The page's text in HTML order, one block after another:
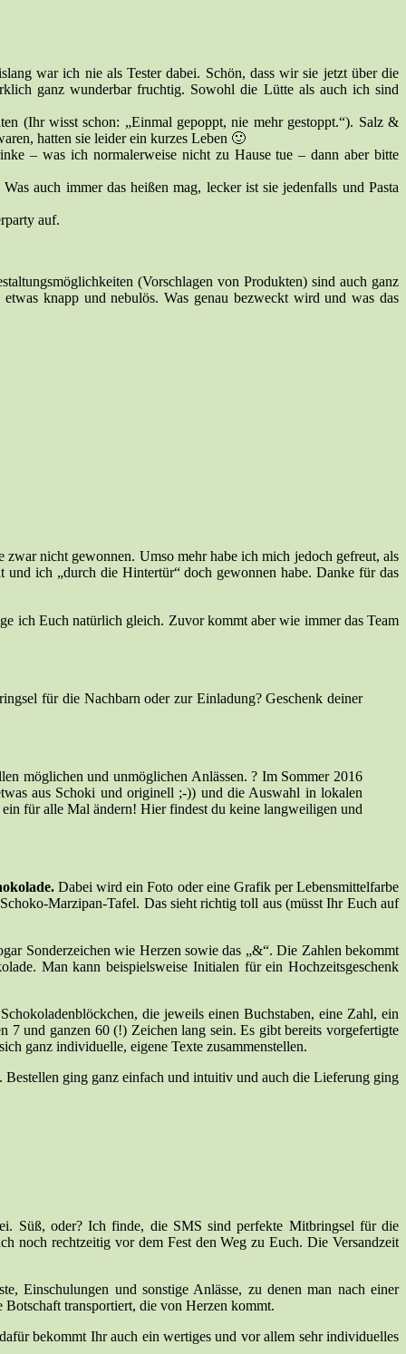
war ich nie als Tester dabei. Schön, dass wir sie jetzt über die
ganz wunderbar fruchtig. Sowohl die Lütte als auch ich sind
(Ihr wisst schon: „Einmal gepoppt, nie mehr gestoppt.“). Salz &
hatten sie leider ein kurzes Leben 🙂
– was ich normalerweise nicht zu Hause tue – dann aber bitte
auch immer das heißen mag, lecker ist sie jedenfalls und Pasta
auf.
(Vorschlagen von Produkten) sind auch ganz
knapp und nebulös. Was genau bezweckt wird und was das
nicht gewonnen. Umso mehr habe ich mich jedoch gefreut, als
und ich „durch die Hintertür“ doch gewonnen habe. Danke für das
ich Euch natürlich gleich. Zuvor kommt aber wie immer das Team
für die Nachbarn oder zur Einladung? Geschenk deiner
möglichen und unmöglichen Anlässen. ? Im Sommer 2016
aus Schoki und originell ;-)) und die Auswahl in lokalen
für alle Mal ändern! Hier findest du keine langweiligen und
Dabei wird ein Foto oder eine Grafik per Lebensmittelfarbe
Marzipan-Tafel. Das sieht richtig toll aus (müsst Ihr Euch auf
Sonderzeichen wie Herzen sowie das „&“. Die Zahlen bekommt
Man kann beispielsweise Initialen für ein Hochzeitsgeschenk
die jeweils einen Buchstaben, eine Zahl, ein
7 und ganzen 60 (!) Zeichen lang sein. Es gibt bereits vorgefertigte
ganz individuelle, eigene Texte zusammenstellen.
ging ganz einfach und intuitiv und auch die Lieferung ging
Süß, oder? Ich finde, die SMS sind perfekte Mitbringsel für die
noch rechtzeitig vor dem Fest den Weg zu Euch. Die Versandzeit
Einschulungen und sonstige Anlässe, zu denen man nach einer
transportiert, die von Herzen kommt.
bekommt Ihr auch ein wertiges und vor allem sehr individuelles